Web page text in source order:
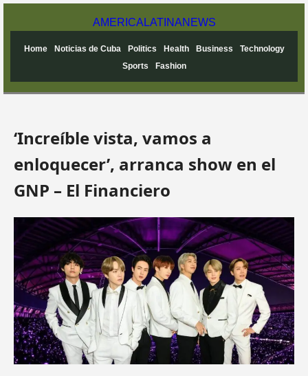
AMERICA LATINANEWS
Home Noticias de Cuba Politics Health Business
Technology
Sports
Fashion
‘Increíble vista, vamos a
enloquecer’, arranca show en el
GNP – El Financiero